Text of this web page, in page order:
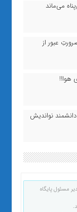
می‌ماند
عبور از
هوا!!
نواندیش
مسئول پایگاه